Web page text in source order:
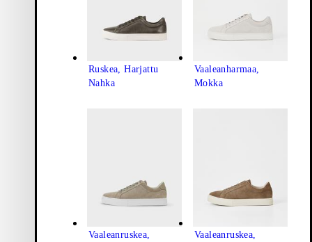
Ruskea, Harjattu
Nahka
Vaaleanharmaa,
Mokka
Vaaleanruskea,
Vaaleanruskea,